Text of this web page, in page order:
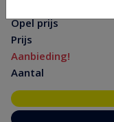
Opel prijs
Prijs
Aanbieding!
Aantal